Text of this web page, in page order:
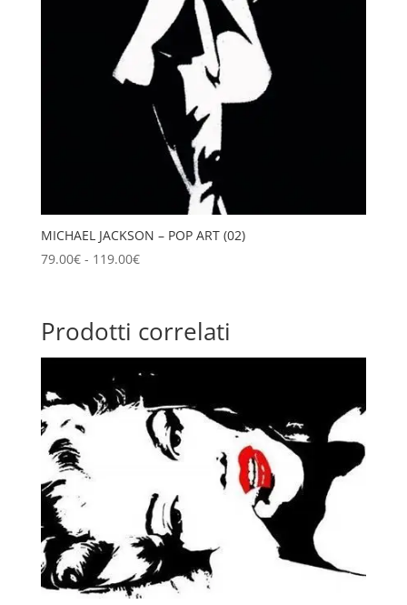
MICHAEL JACKSON – POP ART (02)
79.00€ - 119.00€Fascia
79.00€
a
Prodotti correlati